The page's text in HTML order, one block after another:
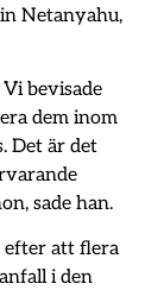
Netanyahu,
bevisade
dem inom
Det är det
sade han.
efter att flera
i den